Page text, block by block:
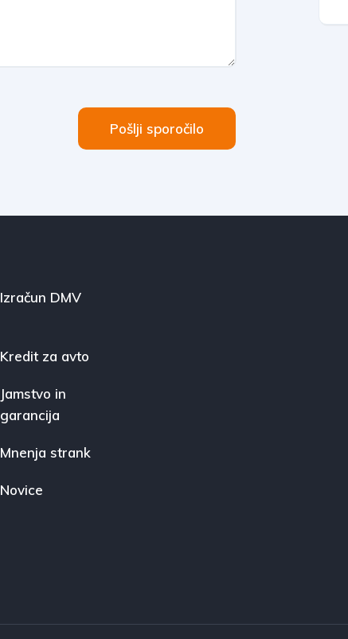
Pošlji sporočilo
Izračun DMV
Kredit za avto
Jamstvo in
garancija
Mnenja strank
Novice